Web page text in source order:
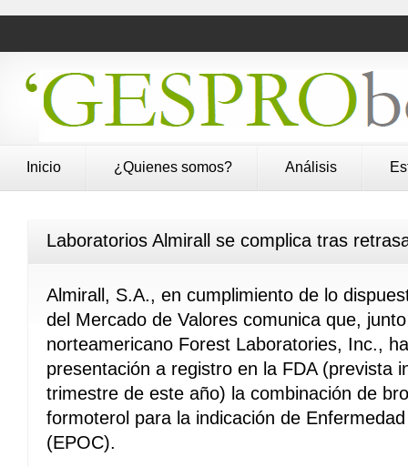
Inicio ¿Quienes somos? Análisis
Laboratorios Almirall se complica tras
Almirall, S.A., en cumplimiento de lo
del Mercado de Valores comunica que,
norteamericano Forest Laboratories, Inc.,
presentación a registro en la FDA (prevista
trimestre de este año) la combinación de
formoterol para la indicación de
(EPOC).